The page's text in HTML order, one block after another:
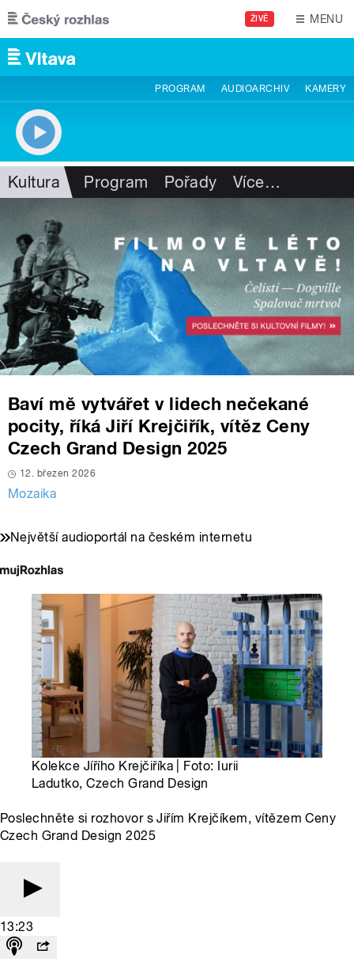
Přejít k hlavnímu obsahu
ŽIVĚ MENU
PROGRAM AUDIOARCHIV KAMERY
Kultura Program Pořady Více…
Baví mě vytvářet v lidech nečekané
pocity, říká Jiří Krejčiřík, vítěz Ceny
Czech Grand Design 2025
12. březen 2026
Mozaika
Největší audioportál na českém internetu
Kolekce Jířího Krejčiříka | Foto: Iurii
Ladutko, Czech Grand Design
Poslechněte si rozhovor s Jiřím Krejčíkem, vítězem Ceny
Czech Grand Design 2025
13:23